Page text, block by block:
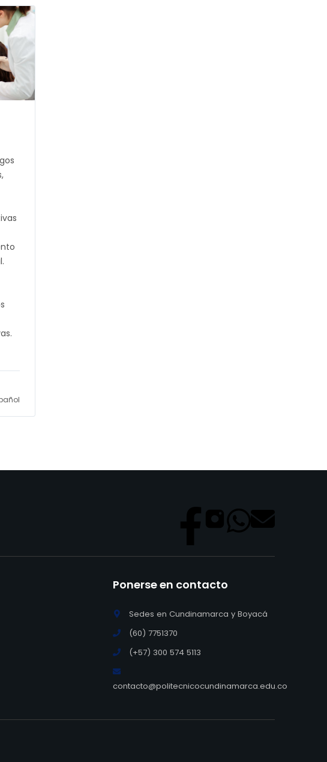
Ponerse en contacto
Sedes en Cundinamarca y Boyacá
(60) 7751370
(+57) 300 574 5113
contacto@politecnicocundinamarca.edu.co